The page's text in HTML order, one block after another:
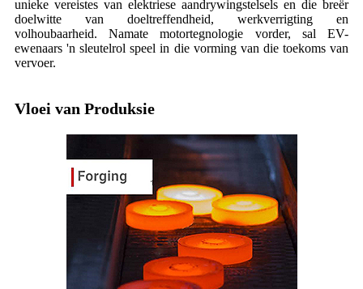
unieke vereistes van elektriese aandrywingstelsels en die breër
doelwitte van doeltreffendheid, werkverrigting en
volhoubaarheid. Namate motortegnologie vorder, sal EV-
ewenaars 'n sleutelrol speel in die vorming van die toekoms van
vervoer.
Vloei van Produksie